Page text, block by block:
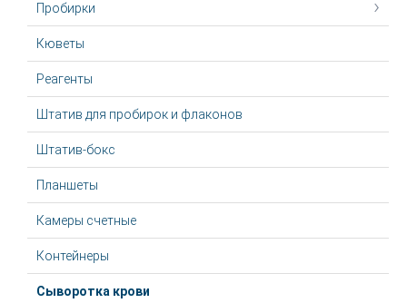
Пробирки
Кюветы
Реагенты
Штатив для пробирок и флаконов
Штатив-бокс
Планшеты
Камеры счетные
Контейнеры
Сыворотка крови